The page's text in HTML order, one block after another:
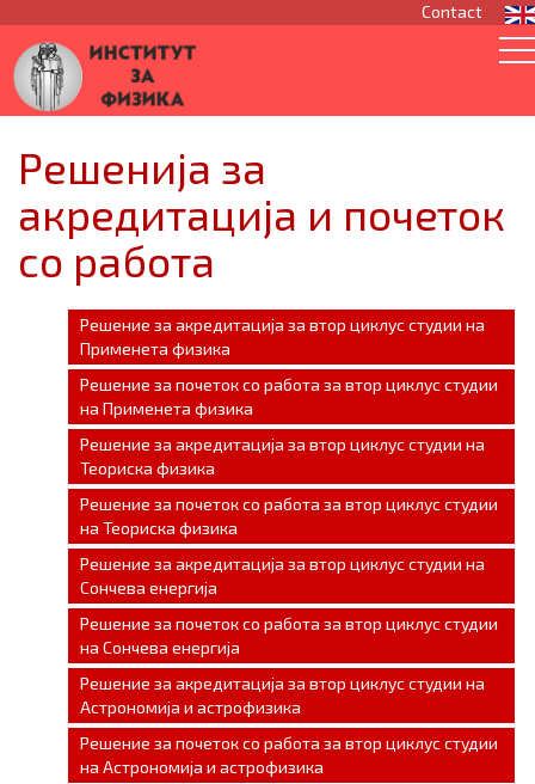
Contact
Решенија за
акредитација и почеток
со работа
Решение за акредитација за втор циклус студии на
Применета физика
Решение за почеток со работа за втор циклус студии
на Применета физика
Решение за акредитација за втор циклус студии на
Теориска физика
Решение за почеток со работа за втор циклус студии
на Теориска физика
Решение за акредитација за втор циклус студии на
Сончева енергија
Решение за почеток со работа за втор циклус студии
на Сончева енергија
Решение за акредитација за втор циклус студии на
Астрономија и астрофизика
Решение за почеток со работа за втор циклус студии
на Астрономија и астрофизика